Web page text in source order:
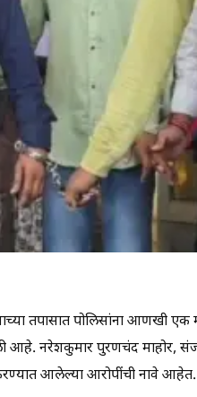
तपासात पोलिसांना आणखी
नरेशकुमार पुरणचंद माहोर,
आलेल्या आरोपींची नावे आहेत.